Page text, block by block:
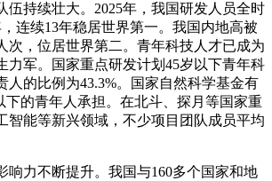
持续壮大。2025年，我国研发人员全时
连续13年稳居世界第一。我国内地高被
次，位居世界第二。青年科技人才已成为
力军。国家重点研发计划45岁以下青年科
人的比例为43.3%。国家自然科学基金有
下的青年人承担。在北斗、探月等国家重
智能等新兴领域，不少项目团队成员平均
力不断提升。我国与160多个国家和地